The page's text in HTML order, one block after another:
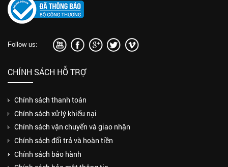
Follow us:
CHÍNH SÁCH HỖ TRỢ
Chính sách thanh toán
Chính sách xử lý khiếu nại
Chính sách vận chuyển và giao nhận
Chính sách đổi trả và hoàn tiền
Chính sách bảo hành